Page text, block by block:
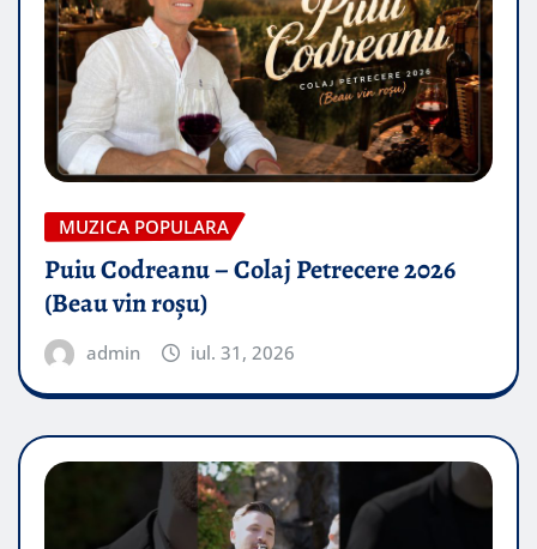
MUZICA POPULARA
Puiu Codreanu – Colaj Petrecere 2026
(Beau vin roșu)
admin iul. 31, 2026